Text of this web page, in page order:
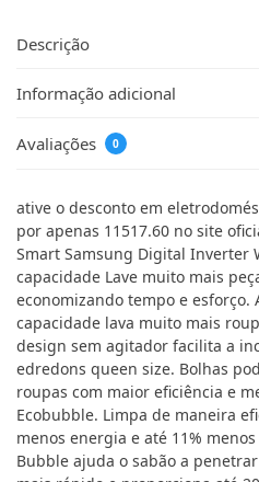
Descrição
Informação adicional
Avaliações 0
ative o desconto em
por apenas 11517.60 no site
Smart Samsung Digital Inverter
capacidade Lave muito mais
economizando tempo e esforço.
capacidade lava muito mais
design sem agitador facilita a
edredons queen size. Bolhas
roupas com maior eficiência e
Ecobubble. Limpa de maneira
menos energia e até 11%
Bubble ajuda o sabão a